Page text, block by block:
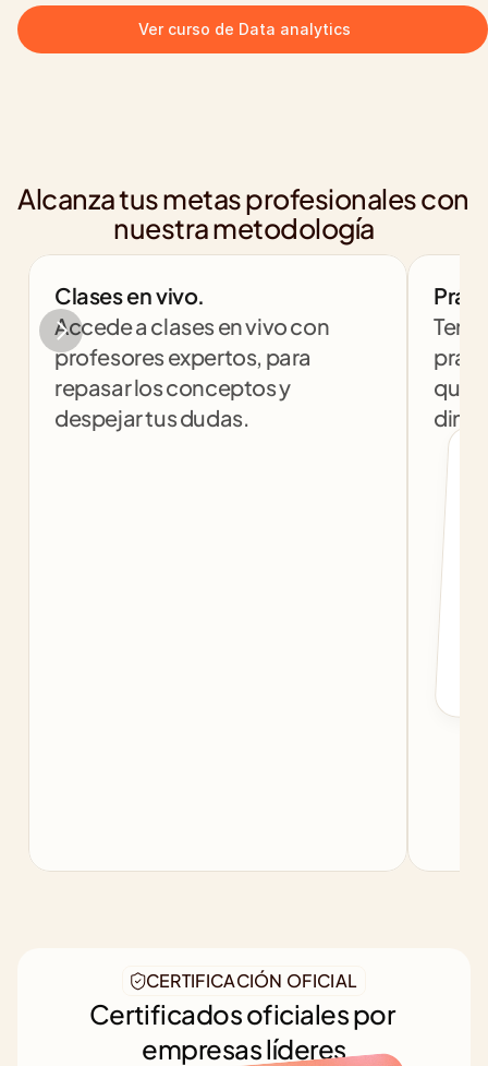
Alcanza tus metas profesionales con
nuestra metodología
Clases en vivo.
Accede a clases en vivo con
profesores expertos, para
repasar los conceptos y
despejar tus dudas.
que
CERTIFICACIÓN OFICIAL
Certificados oficiales por
empresas líderes
Ver curso de Data analytics